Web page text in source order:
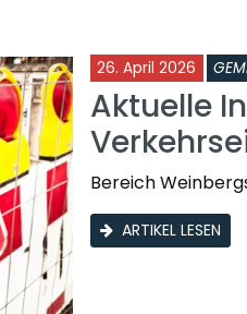
26. April 2026
Aktuelle
Bereich
ARTIKEL LESEN